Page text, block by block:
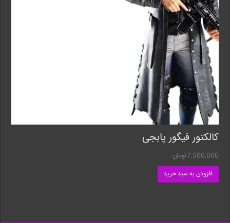
کالکتور فیگور پابجی
7,500,000تومان
افزودن به سبد خرید